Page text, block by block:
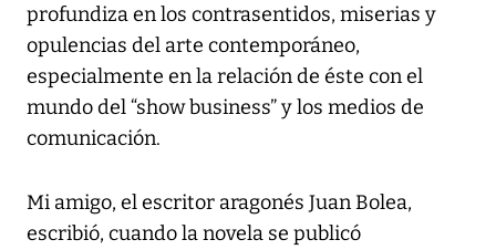
profundiza en los contrasentidos, miserias y
opulencias del arte contemporáneo,
especialmente en la relación de éste con el
mundo del “show business” y los medios de
comunicación.
Mi amigo, el escritor aragonés Juan Bolea,
escribió, cuando la novela se publicó